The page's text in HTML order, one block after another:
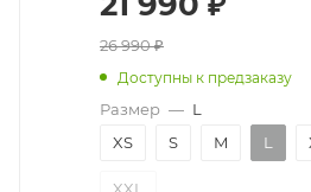
26 990₽
Доступны к предзаказу
Размер — L
XS
S M L
XXL